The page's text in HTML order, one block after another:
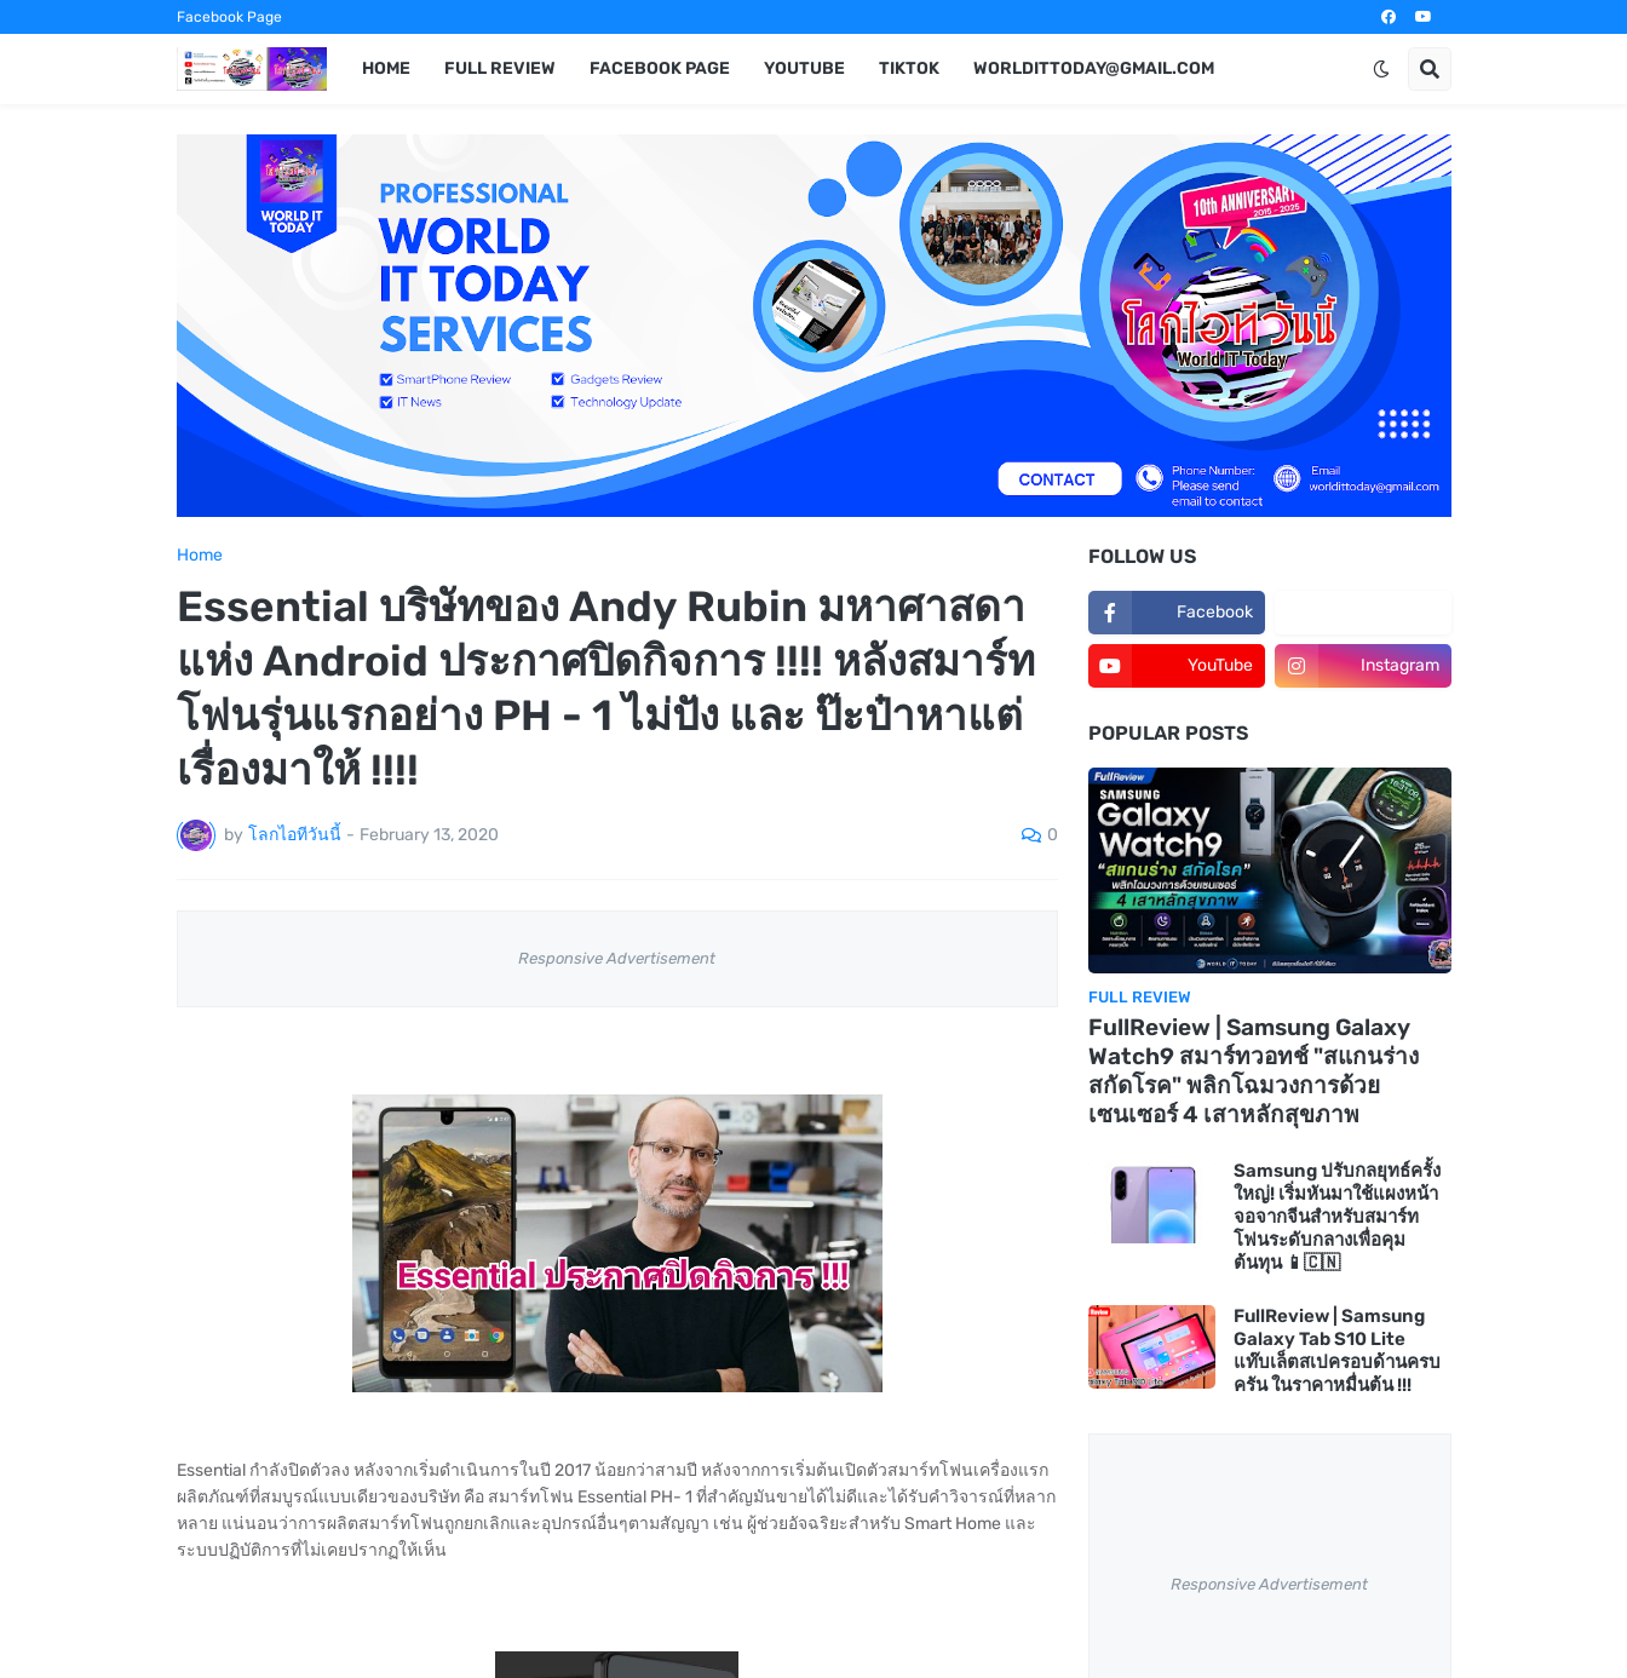
Facebook Page
HOME FULL REVIEW FACEBOOK PAGE YOUTUBE TIKTOK WORLDITTODAY@GMAIL.COM
Home
Essential บริษัทของ Andy Rubin มหาศาสดา
แห่ง Android ประกาศปิดกิจการ !!!! หลังสมาร์ท
โฟนรุ่นแรกอย่าง PH - 1 ไม่ปัง และ ป๊ะป๋าหาแต่
เรื่องมาให้ !!!!
by โลกไอทีวันนี้ - February 13, 2020 0
Responsive Advertisement
Essential กำลังปิดตัวลง หลังจากเริ่มดำเนินการในปี 2017 น้อยกว่าสามปี หลังจากการเริ่มต้นเปิดตัวสมาร์ทโฟนเครื่องแรก
ผลิตภัณฑ์ที่สมบูรณ์แบบเดียวของบริษัท คือ สมาร์ทโฟน Essential PH- 1 ที่สำคัญมันขายได้ไม่ดีและได้รับคำวิจารณ์ที่หลาก
หลาย แน่นอนว่าการผลิตสมาร์ทโฟนถูกยกเลิกและอุปกรณ์อื่นๆตามสัญญา เช่น ผู้ช่วยอัจฉริยะสำหรับ Smart Home และ
ระบบปฏิบัติการที่ไม่เคยปรากฏให้เห็น
FOLLOW US
Facebook
YouTube Instagram
POPULAR POSTS
FULL REVIEW
FullReview | Samsung Galaxy
Watch9 สมาร์ทวอทช์ "สแกนร่าง
สกัดโรค" พลิกโฉมวงการด้วย
เซนเซอร์ 4 เสาหลักสุขภาพ
Samsung ปรับกลยุทธ์ครั้ง
ใหญ่! เริ่มหันมาใช้แผงหน้า
จอจากจีนสำหรับสมาร์ท
โฟนระดับกลางเพื่อคุม
ต้นทุน 📱🇨🇳
FullReview | Samsung
Galaxy Tab S10 Lite
แท๊บเล็ตสเปครอบด้านครบ
ครัน ในราคาหมื่นต้น !!!
Responsive Advertisement